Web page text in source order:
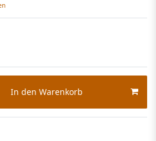
In den Warenkorb